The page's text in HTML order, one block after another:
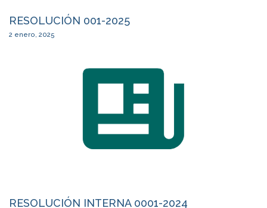
RESOLUCIÓN 001-2025
2 enero, 2025
RESOLUCIÓN INTERNA 0001-2024